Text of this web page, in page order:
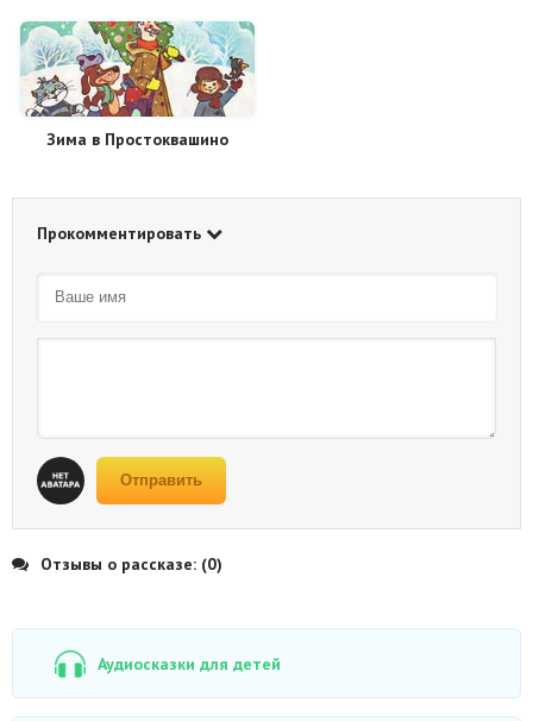
Зима в Простоквашино
Прокомментировать
Отправить
Отзывы о рассказе: (0)
Аудиосказки для детей